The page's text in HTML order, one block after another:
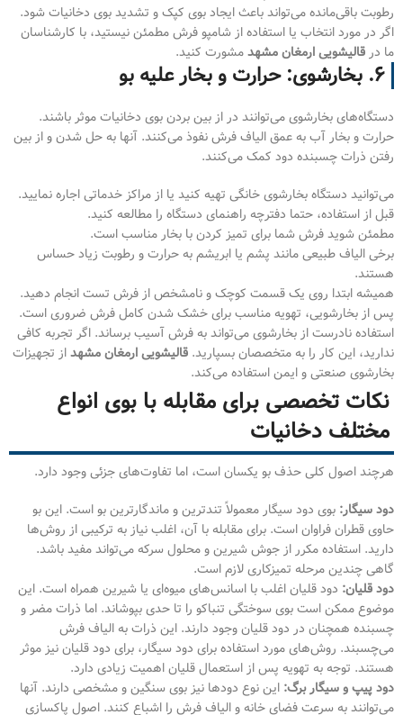
رطوبت باقی‌مانده می‌تواند باعث ایجاد بوی کپک و تشدید بوی دخانیات شود.
اگر در مورد انتخاب یا استفاده از شامپو فرش مطمئن نیستید، با کارشناسان
ما در قالیشویی ارمغان مشهدمشورت کنید.
۶. بخارشوی: حرارت و بخار علیه بو
دستگاه‌های بخارشوی می‌توانند در از بین بردن بوی دخانیات موثر باشند.
حرارت و بخار آب به عمق الیاف فرش نفوذ می‌کنند. آنها به حل شدن و از بین
رفتن ذرات چسبنده دود کمک می‌کنند.
می‌توانید دستگاه بخارشوی خانگی تهیه کنید یا از مراکز خدماتی اجاره نمایید.
قبل از استفاده، حتما دفترچه راهنمای دستگاه را مطالعه کنید.
مطمئن شوید فرش شما برای تمیز کردن با بخار مناسب است.
برخی الیاف طبیعی مانند پشم یا ابریشم به حرارت و رطوبت زیاد حساس
هستند.
همیشه ابتدا روی یک قسمت کوچک و نامشخص از فرش تست انجام دهید.
پس از بخارشویی، تهویه مناسب برای خشک شدن کامل فرش ضروری است.
استفاده نادرست از بخارشوی می‌تواند به فرش آسیب برساند. اگر تجربه کافی
ندارید، این کار را به متخصصان بسپارید. قالیشویی ارمغان مشهداز تجهیزات
بخارشوی صنعتی و ایمن استفاده می‌کند.
نکات تخصصی برای مقابله با بوی انواع
مختلف دخانیات
هرچند اصول کلی حذف بو یکسان است، اما تفاوت‌های جزئی وجود دارد.
دود سیگار: بوی دود سیگار معمولاً تندترین و ماندگارترین بو است. این بو
حاوی قطران فراوان است. برای مقابله با آن، اغلب نیاز به ترکیبی از روش‌ها
دارید. استفاده مکرر از جوش شیرین و محلول سرکه می‌تواند مفید باشد.
گاهی چندین مرحله تمیزکاری لازم است.
دود قلیان: دود قلیان اغلب با اسانس‌های میوه‌ای یا شیرین همراه است. این
موضوع ممکن است بوی سوختگی تنباکو را تا حدی بپوشاند. اما ذرات مضر و
چسبنده همچنان در دود قلیان وجود دارند. این ذرات به الیاف فرش
می‌چسبند. روش‌های مورد استفاده برای دود سیگار، برای دود قلیان نیز موثر
هستند. توجه به تهویه پس از استعمال قلیان اهمیت زیادی دارد.
دود پیپ و سیگار برگ: این نوع دودها نیز بوی سنگین و مشخصی دارند. آنها
می‌توانند به سرعت فضای خانه و الیاف فرش را اشباع کنند. اصول پاکسازی